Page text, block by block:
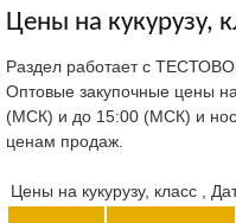
Цены на кукурузу,
Раздел работает с
Оптовые закупочные цены
(МСК) и до 15:00 (МСК) и
ценам продаж.
Цены на кукурузу, класс ,